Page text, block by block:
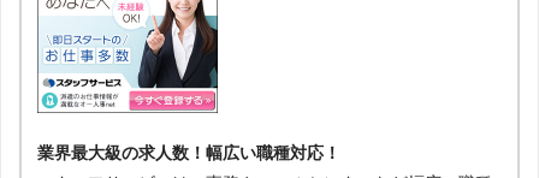
業界最大級の求人数！幅広い職種対応！